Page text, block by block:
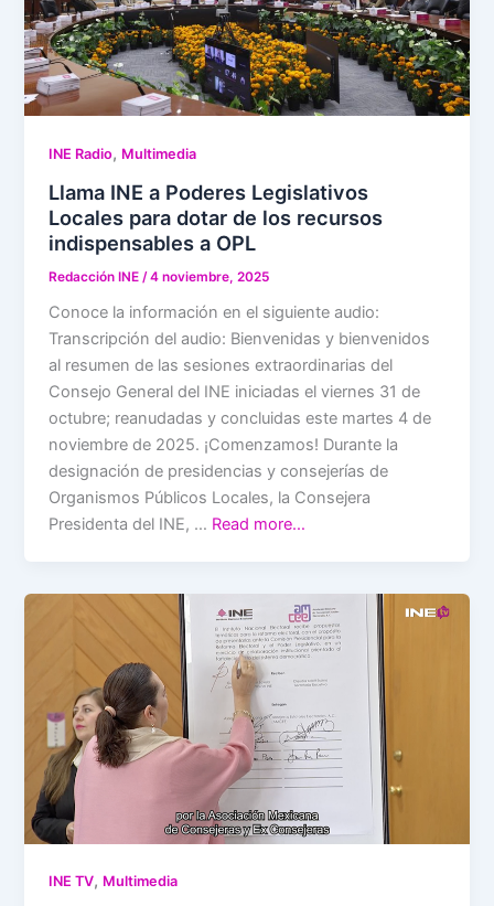
INE Radio, Multimedia
Llama INE a Poderes Legislativos
Locales para dotar de los recursos
indispensables a OPL
Redacción INE /4 noviembre, 2025
Conoce la información en el siguiente audio:
Transcripción del audio: Bienvenidas y bienvenidos
al resumen de las sesiones extraordinarias del
Consejo General del INE iniciadas el viernes 31 de
octubre; reanudadas y concluidas este martes 4 de
noviembre de 2025. ¡Comenzamos! Durante la
designación de presidencias y consejerías de
Organismos Públicos Locales, la Consejera
Presidenta del INE, … Read more…
INE TV, Multimedia